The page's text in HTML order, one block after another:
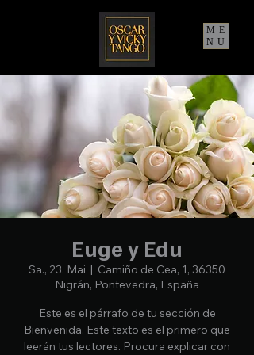
ME
NU
Euge y Edu
Sa., 23. Mai
  |
Camiño de Cea, 1, 36350
Nigrán, Pontevedra, España
Este es el párrafo de tu sección de
Bienvenida. Este texto es el primero que
leerán tus lectores. Procura explicar con